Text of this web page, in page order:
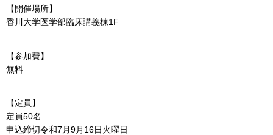
【開催場所】
香川大学医学部臨床講義棟1F
【参加費】
無料
【定員】
定員50名
申込締切令和7月9月16日火曜日